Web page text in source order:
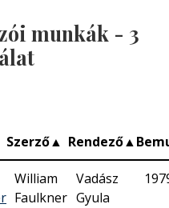
munkák - 3
Szerző▲ Rendező▲
William
Faulkner
Vadász
Gyula